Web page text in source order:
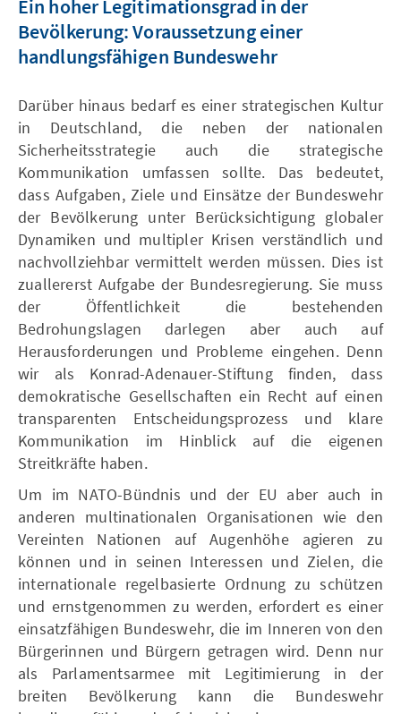
Ein hoher Legitimationsgrad in der
Bevölkerung: Voraussetzung einer
handlungsfähigen Bundeswehr
Darüber hinaus bedarf es einer strategischen Kultur
in Deutschland, die neben der nationalen
Sicherheitsstrategie auch die strategische
Kommunikation umfassen sollte. Das bedeutet,
dass Aufgaben, Ziele und Einsätze der Bundeswehr
der Bevölkerung unter Berücksichtigung globaler
Dynamiken und multipler Krisen verständlich und
nachvollziehbar vermittelt werden müssen. Dies ist
zuallererst Aufgabe der Bundesregierung. Sie muss
der Öffentlichkeit die bestehenden
Bedrohungslagen darlegen aber auch auf
Herausforderungen und Probleme eingehen. Denn
wir als Konrad-Adenauer-Stiftung finden, dass
demokratische Gesellschaften ein Recht auf einen
transparenten Entscheidungsprozess und klare
Kommunikation im Hinblick auf die eigenen
Streitkräfte haben.
Um im NATO-Bündnis und der EU aber auch in
anderen multinationalen Organisationen wie den
Vereinten Nationen auf Augenhöhe agieren zu
können und in seinen Interessen und Zielen, die
internationale regelbasierte Ordnung zu schützen
und ernstgenommen zu werden, erfordert es einer
einsatzfähigen Bundeswehr, die im Inneren von den
Bürgerinnen und Bürgern getragen wird. Denn nur
als Parlamentsarmee mit Legitimierung in der
breiten Bevölkerung kann die Bundeswehr